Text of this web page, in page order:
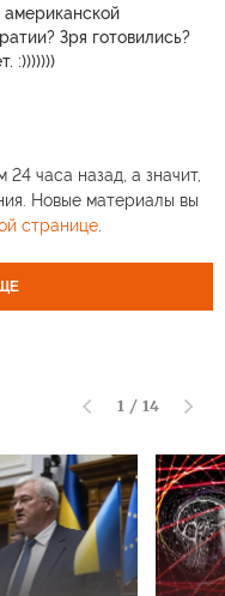
американской
Зря готовились?
:)))))))
часа назад, а значит,
Новые материалы вы
странице.
1 / 14